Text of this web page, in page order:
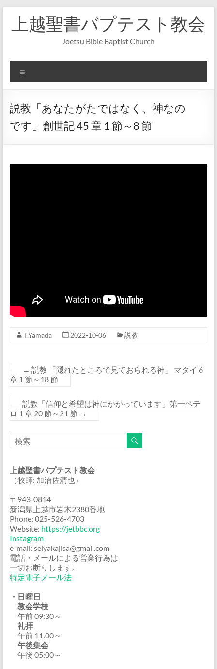
へ
上越聖書バプテスト教会
Joetsu Bible Baptist Church
ニ
ー
説教「あなたがたではなく、神なの
です」創世記 45 章 1 節～8 節
T.Yamada 2022-10-06 説教
← 説教 「隠れたところで見ておられる神」 マタイ 6
章 1 節～18 節
説教「信仰と希望は神にかかっています」第一ペテ
ロ 1 章 20 節～21 節 →
上越聖書バプテスト教会
（牧師: 加治佐清也）
〒943-0814
新潟県上越市岩木2380番地
Phone: 025-526-4703
Website: https://jetbbc.org
Instagram
e-mail: seiyakajisa@gmail.com
電話・メールによる営業行為は
一切お断りします。
特定電子メール法
・日曜日
教会学校
午前 09:30～
礼拝
午前 11:00～
午後集会
午後 05:00～